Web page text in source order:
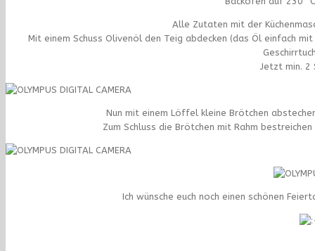
Alle Zutaten mit der
Mit einem Schuss Olivenöl den Teig abdecken (das Öl einfach
Jetzt min. 2
Nun mit einem Löffel kleine Brötchen
Zum Schluss die Brötchen mit Rahm
Ich wünsche euch noch einen schönen